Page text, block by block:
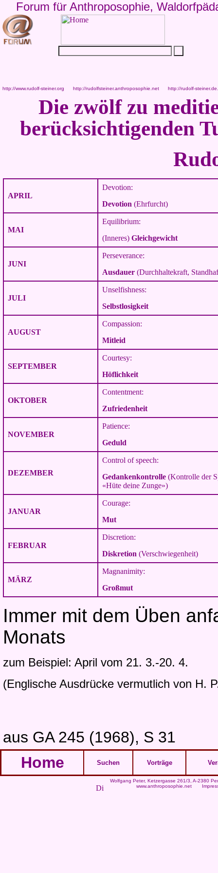
Forum für Anthroposophie,
http://www.rudolf-steiner.org http://rudolfsteiner.anthroposophie.net http://rudolf-
Die zwölf zu
berücksichtigenden
APRIL
Devotion:
Devotion (Ehrfurcht)
MAI
Equilibrium:
(Inneres) Gleichgewicht
JUNI
Perseverance:
Ausdauer (Durchhaltekraft,
JULI
Unselfishness:
Selbstlosigkeit
AUGUST
Compassion:
Mitleid
SEPTEMBER
Courtesy:
Höflichkeit
OKTOBER
Contentment:
Zufriedenheit
NOVEMBER
Patience:
Geduld
DEZEMBER
Control of speech:
Gedankenkontrolle (Kontrolle der
«Hüte deine Zunge»)
JANUAR
Courage:
Mut
FEBRUAR
Discretion:
Diskretion (Verschwiegenheit)
MÄRZ
Magnanimity:
Großmut
Immer mit dem Üben
Monats
zum Beispiel: April vom 21. 3.-20. 4.
(Englische Ausdrücke vermutlich von H.
aus GA 245 (1968), S 31
Home
Suchen Vorträge
Wolfgang Peter, Ketzergasse 261/3, A-2380
www.anthroposophie.net